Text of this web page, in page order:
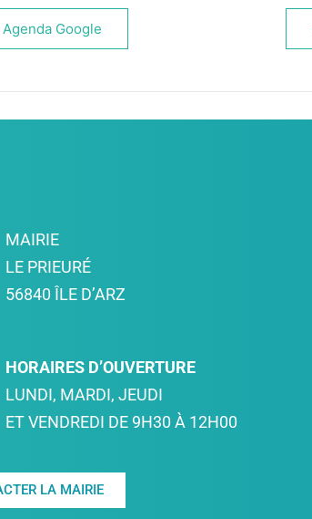
Google
MAIRIE
LE PRIEURÉ
56840 ÎLE D’ARZ
HORAIRES D’OUVERTURE
LUNDI, MARDI, JEUDI
ET VENDREDI DE 9H30 À 12H00
LA MAIRIE